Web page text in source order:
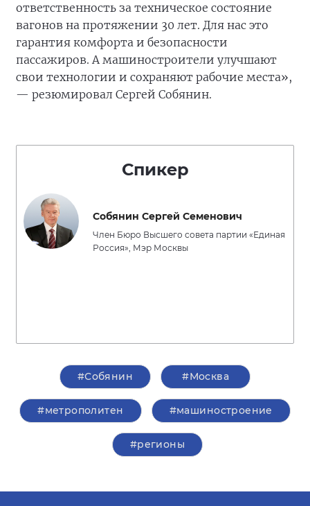
ответственность за техническое состояние
вагонов на протяжении 30 лет. Для нас это
гарантия комфорта и безопасности
пассажиров. А машиностроители улучшают
свои технологии и сохраняют рабочие места»,
— резюмировал Сергей Собянин.
Спикер
Собянин Сергей Семенович
Член Бюро Высшего совета партии «Единая
Россия», Мэр Москвы
#Собянин #Москва
#метрополитен #машиностроение
#регионы